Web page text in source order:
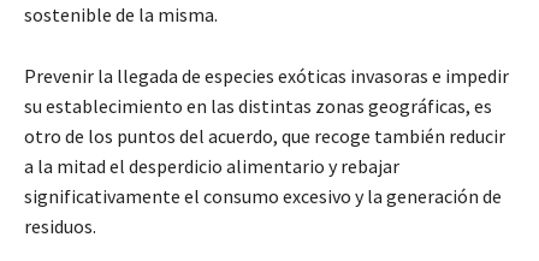
sostenible de la misma.
Prevenir la llegada de especies exóticas invasoras e impedir
su establecimiento en las distintas zonas geográficas, es
otro de los puntos del acuerdo, que recoge también reducir
a la mitad el desperdicio alimentario y rebajar
significativamente el consumo excesivo y la generación de
residuos.